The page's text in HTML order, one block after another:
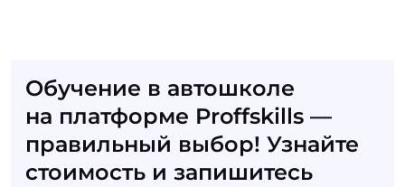
Обучение в автошколе
на платформе Proffskills —
правильный выбор! Узнайте
стоимость и запишитесь